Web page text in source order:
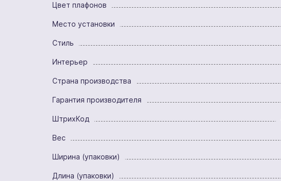
Цвет плафонов
Место установки
Стиль
Интерьер
Страна производства
Гарантия производителя
ШтрихКод
Вес
Ширина (упаковки)
Длина (упаковки)